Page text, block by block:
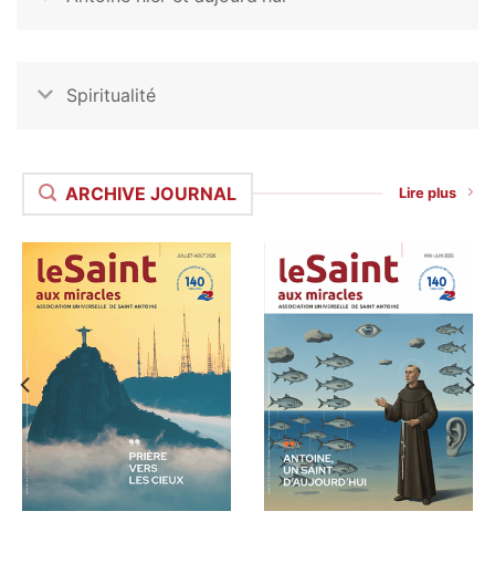
Spiritualité
ARCHIVE JOURNAL Lire plus